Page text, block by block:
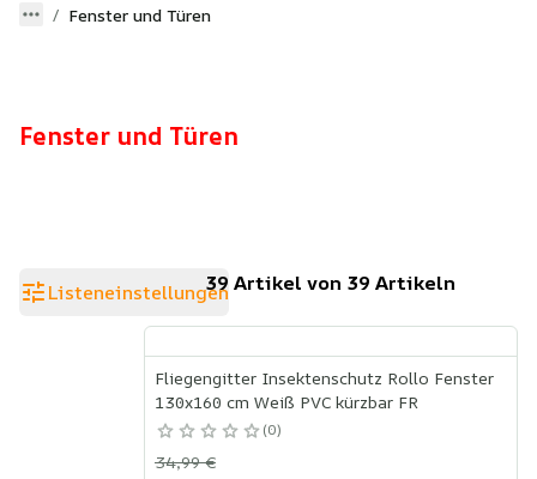
Fenster und Türen
Fenster und Türen
Listeneinstellungen39 Artikel von 39 Artikeln
Fliegengitter Insektenschutz Rollo Fenster
130x160 cm Weiß PVC kürzbar FR
0
34,99 €